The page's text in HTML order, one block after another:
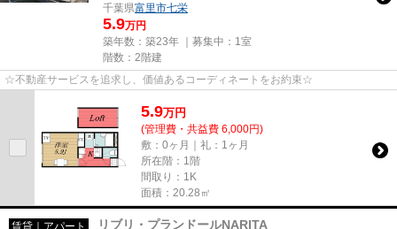
千葉県富里市七栄
5.9万円
築年数：築23年 ｜募集中： 1室
階数：2階建
☆不動産サービスを追求し、価値あるコーディネートをお約束☆
5.9万円
(管理費・共益費 6,000円)
敷：0ヶ月｜礼：1ヶ月
所在階：1階
間取り：1K
面積：20.28㎡
賃貸｜アパート リブリ・プランドールNARITA